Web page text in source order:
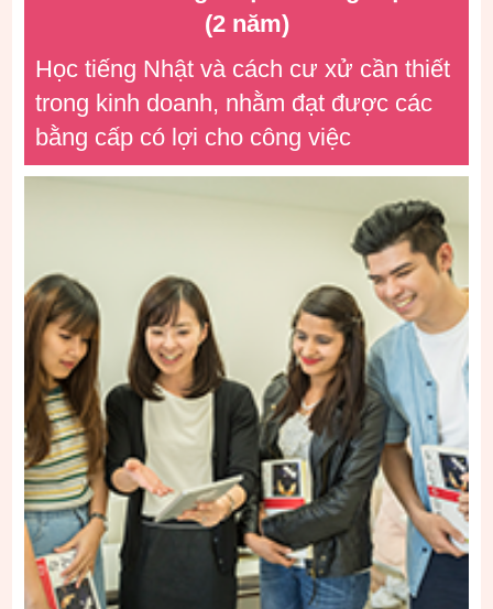
(2 năm)
Học tiếng Nhật và cách cư xử cần thiết
trong kinh doanh, nhằm đạt được các
bằng cấp có lợi cho công việc